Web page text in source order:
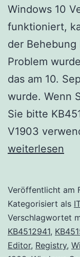
Windows 10
funktioniert,
der Behebung
Problem
das am 10.
wurde. Wenn
Sie bitte
V1903
weiterlesen
Veröffentlicht am
Kategorisiert als
Verschlagwortet
KB4512941,
Editor, Registry,